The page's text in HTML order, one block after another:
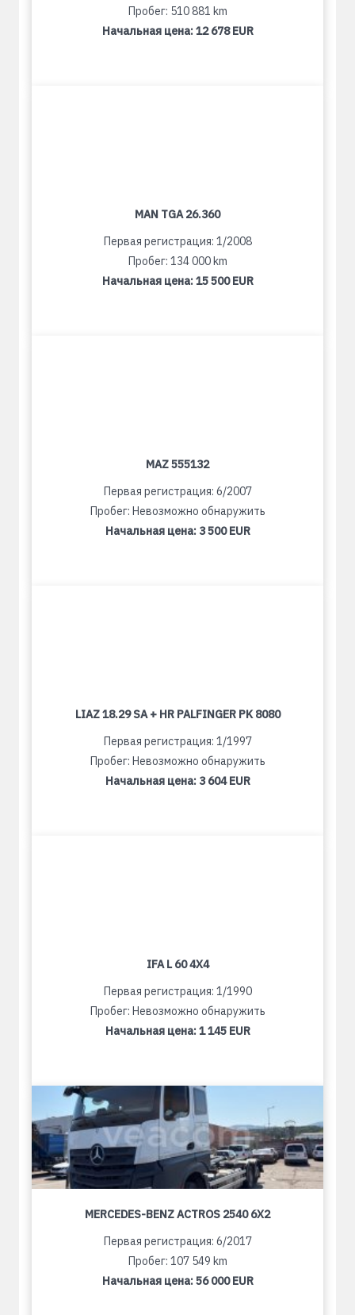
Пробег: 510 881 km
Начальная цена:12 678 EUR
MAN TGA 26.360
Первая регистрация: 1/2008
Пробег: 134 000 km
Начальная цена:15 500 EUR
MAZ 555132
Первая регистрация: 6/2007
Пробег: Невозможно обнаружить
Начальная цена: 3 500 EUR
LIAZ 18.29 SA + HR PALFINGER PK 8080
Первая регистрация: 1/1997
Пробег: Невозможно обнаружить
Начальная цена: 3 604 EUR
IFA L 60 4X4
Первая регистрация: 1/1990
Пробег: Невозможно обнаружить
Начальная цена:1 145 EUR
MERCEDES-BENZ ACTROS 2540 6X2
Первая регистрация: 6/2017
Пробег: 107 549 km
Начальная цена:56 000 EUR